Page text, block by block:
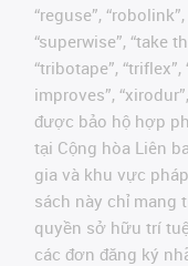
“reguse”,
“superwise”, “take
“tribotape”,
improves”,
được bảo hộ hợp
tại Cộng hòa Liên
gia và khu vực
sách này chỉ mang
quyền sở hữu trí
các đơn đăng ký